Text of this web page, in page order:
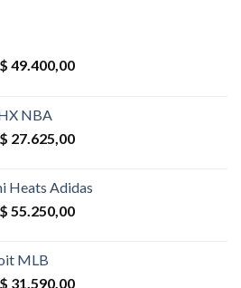
El
$ 52.000,00.
$ 49.400,00El
$ 49.400,00.
NBA
El
$ 32.500,00.
$ 27.625,00El
es:
$ 27.625,00.
Heats Adidas
El
$ 55.250,00El
MLB
El
$ 31.590,00El